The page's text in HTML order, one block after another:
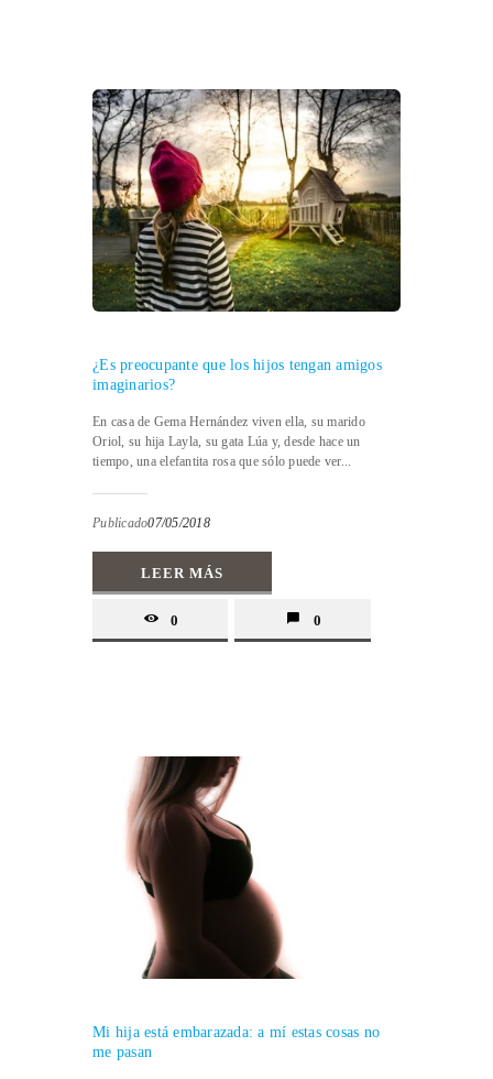
¿Es preocupante que los hijos tengan amigos
imaginarios?
En casa de Gema Hernández viven ella, su marido
Oriol, su hija Layla, su gata Lúa y, desde hace un
tiempo, una elefantita rosa que sólo puede ver...
Publicado07/05/2018
LEER MÁS
0 0
Mi hija está embarazada: a mí estas cosas no
me pasan